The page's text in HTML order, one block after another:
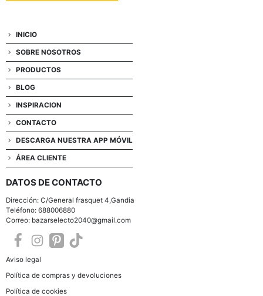
INICIO
SOBRE NOSOTROS
PRODUCTOS
BLOG
INSPIRACION
CONTACTO
DESCARGA NUESTRA APP MÓVIL
ÁREA CLIENTE
DATOS DE CONTACTO
Dirección: C/General frasquet 4,Gandia
Teléfono: 688006880
Correo: bazarselecto2040@gmail.com
Aviso legal
Política de compras y devoluciones
Política de cookies